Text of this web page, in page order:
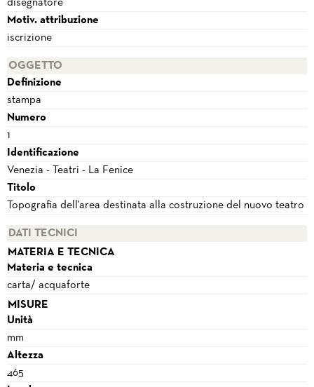
disegnatore
Motiv. attribuzione
iscrizione
OGGETTO
Definizione
stampa
Numero
1
Identificazione
Venezia - Teatri - La Fenice
Titolo
Topografia dell'area destinata alla costruzione del nuovo teatro
DATI TECNICI
MATERIA E TECNICA
Materia e tecnica
carta/ acquaforte
MISURE
Unità
mm
Altezza
465